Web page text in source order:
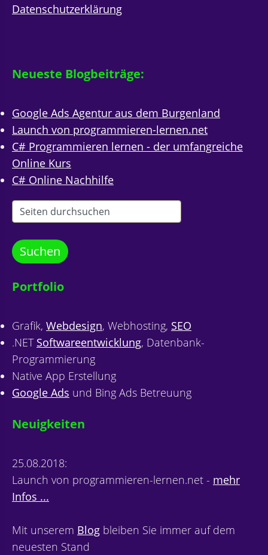
Datenschutzerklärung
Neueste Blogbeiträge:
Google Ads Agentur aus dem Burgenland
Launch von programmieren-lernen.net
C# Programmieren lernen - der umfangreiche
Online Kurs
C# Online Nachhilfe
Portfolio
Grafik, Webdesign, Webhosting, SEO
.NET Softwareentwicklung, Datenbank-
Programmierung
Native App Erstellung
Google Ads und Bing Ads Betreuung
Neuigkeiten
25.08.2018:
Launch von programmieren-lernen.net - mehr
Infos ...
Mit unserem Blog bleiben Sie immer auf dem
neuesten Stand